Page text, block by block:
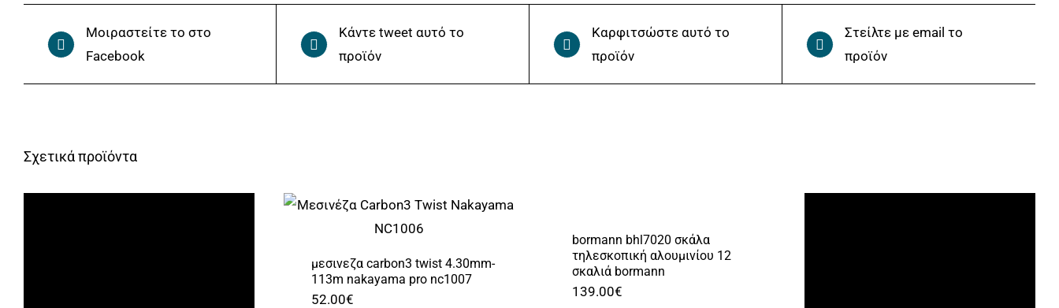
Μοιραστείτε το στο
Facebook
Κάντε tweet αυτό το
προϊόν
Καρφιτσώστε αυτό το
προϊόν
Στείλτε με email το
προϊόν
Σχετικά προϊόντα
μεσινεζα carbon3 twist 4.30mm-
113m nakayama pro nc1007
52.00€
bormann bhl7020 σκάλα
τηλεσκοπική αλουμινίου 12
σκαλιά bormann
139.00€